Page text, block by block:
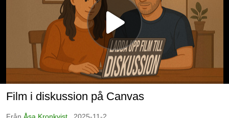
Film i diskussion på Canvas
Från Åsa Kronkvist . 2025-11-2